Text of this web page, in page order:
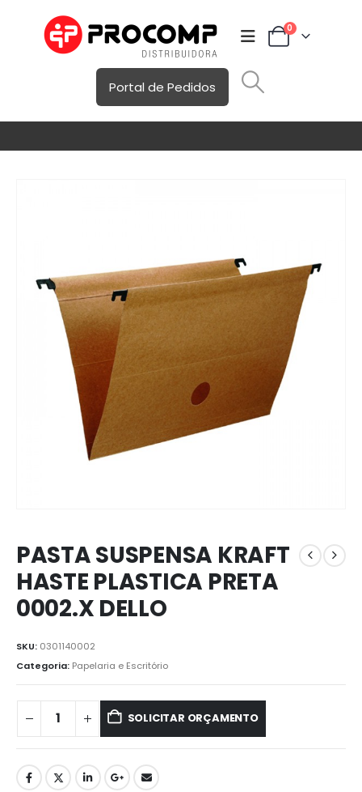
0
Portal de Pedidos
PASTA SUSPENSA KRAFT
HASTE PLASTICA PRETA
0002.X DELLO
SKU: 0301140002
Categoria: Papelaria e Escritório
SOLICITAR ORÇAMENTO